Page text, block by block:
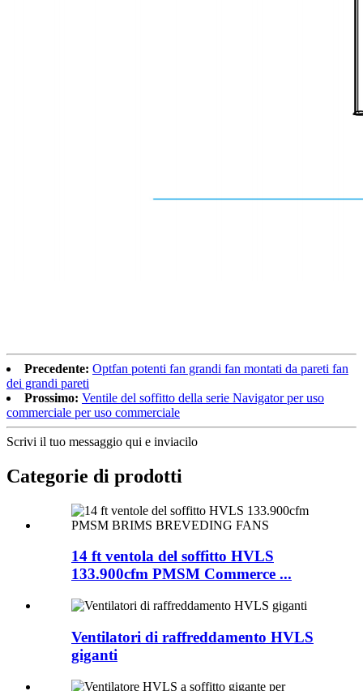
Precedente: Optfan potenti fan grandi fan montati da pareti fan
dei grandi pareti
Prossimo: Ventile del soffitto della serie Navigator per uso
commerciale per uso commerciale
Scrivi il tuo messaggio qui e inviacilo
Categorie di prodotti
14 ft ventola del soffitto HVLS
133.900cfm PMSM Commerce ...
Ventilatori di raffreddamento HVLS
giganti